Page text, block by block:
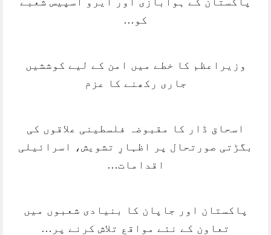
کو…
وزیراعظم کا خطے میں امن کے لیے کوششیں
جاری رکھنے کا عزم
اسحاق ڈار کا مقبوضہ فلسطینی علاقوں کی
بگڑتی صورتحال پر اظہارِ تشویش، اسرائیلی
اقدامات…
پاکستان اور جاپان کا بنیادی شعبوں میں
تعاون کے نئے مواقع تلاش کرنے پر…